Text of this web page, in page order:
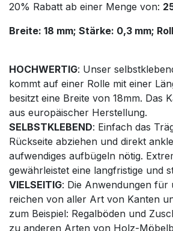
20% Rabatt ab einer Menge von:
Breite: 18 mm; Stärke: 0,3 mm;
HOCHWERTIG: Unser
kommt auf einer Rolle mit einer
besitzt eine Breite von 18mm. Das
aus europäischer Herstellung.
SELBSTKLEBEND: Einfach das
Rückseite abziehen und direkt
aufwendiges aufbügeln nötig.
gewährleistet eine langfristige und
VIELSEITIG: Die Anwendungen für
reichen von aller Art von Kanten
zum Beispiel: Regalböden und
zu anderen Arten von Holz-